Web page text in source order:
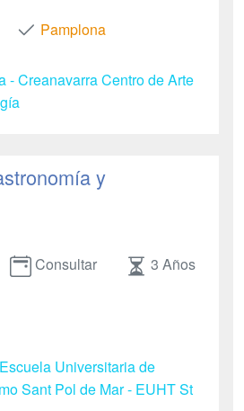
Pamplona
- Creanavarra Centro de Arte
y
Consultar 3 Años
Universitaria de
Sant Pol de Mar - EUHT St